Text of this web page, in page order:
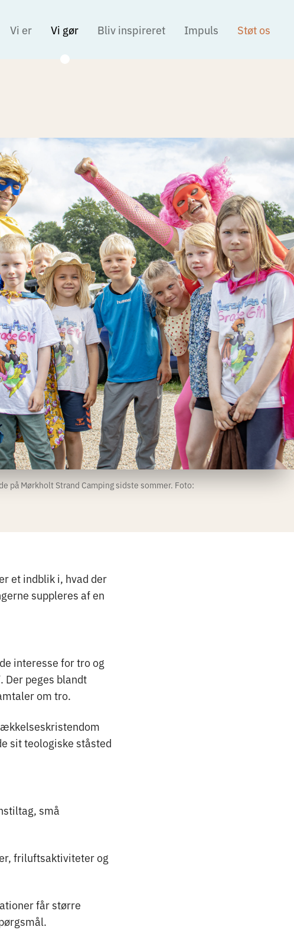
Vi er Vi gør Bliv inspireret Impuls Støt os
på Mørkholt Strand Camping sidste sommer. Foto:
et indblik i, hvad der
suppleres af en
interesse for tro og
peges blandt
om tro.
sit teologiske ståsted
små
friluftsaktiviteter og
får større